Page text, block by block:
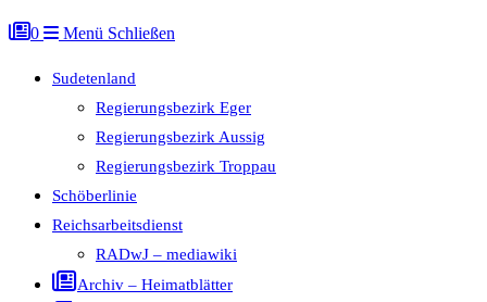
0 Menü Schließen
Sudetenland
Regierungsbezirk Eger
Regierungsbezirk Aussig
Regierungsbezirk Troppau
Schöberlinie
Reichsarbeitsdienst
RADwJ – mediawiki
Archiv – Heimatblätter